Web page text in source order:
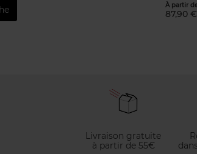
À partir
87,90 €
Livraison gratuite
à partir de 55€